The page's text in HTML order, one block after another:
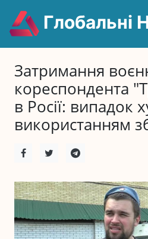
Глобальні
Затримання
кореспондента
в Росії: випадок
використанням